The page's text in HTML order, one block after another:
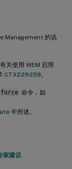
Management 的说
关使用 WEM 启用
CTX229258 。
命令，如
中所述。